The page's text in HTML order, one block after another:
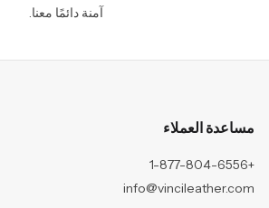
آمنة دائمًا معنا.
مساعدة العملاء
+1-877-804-6556
info@vincileather.com